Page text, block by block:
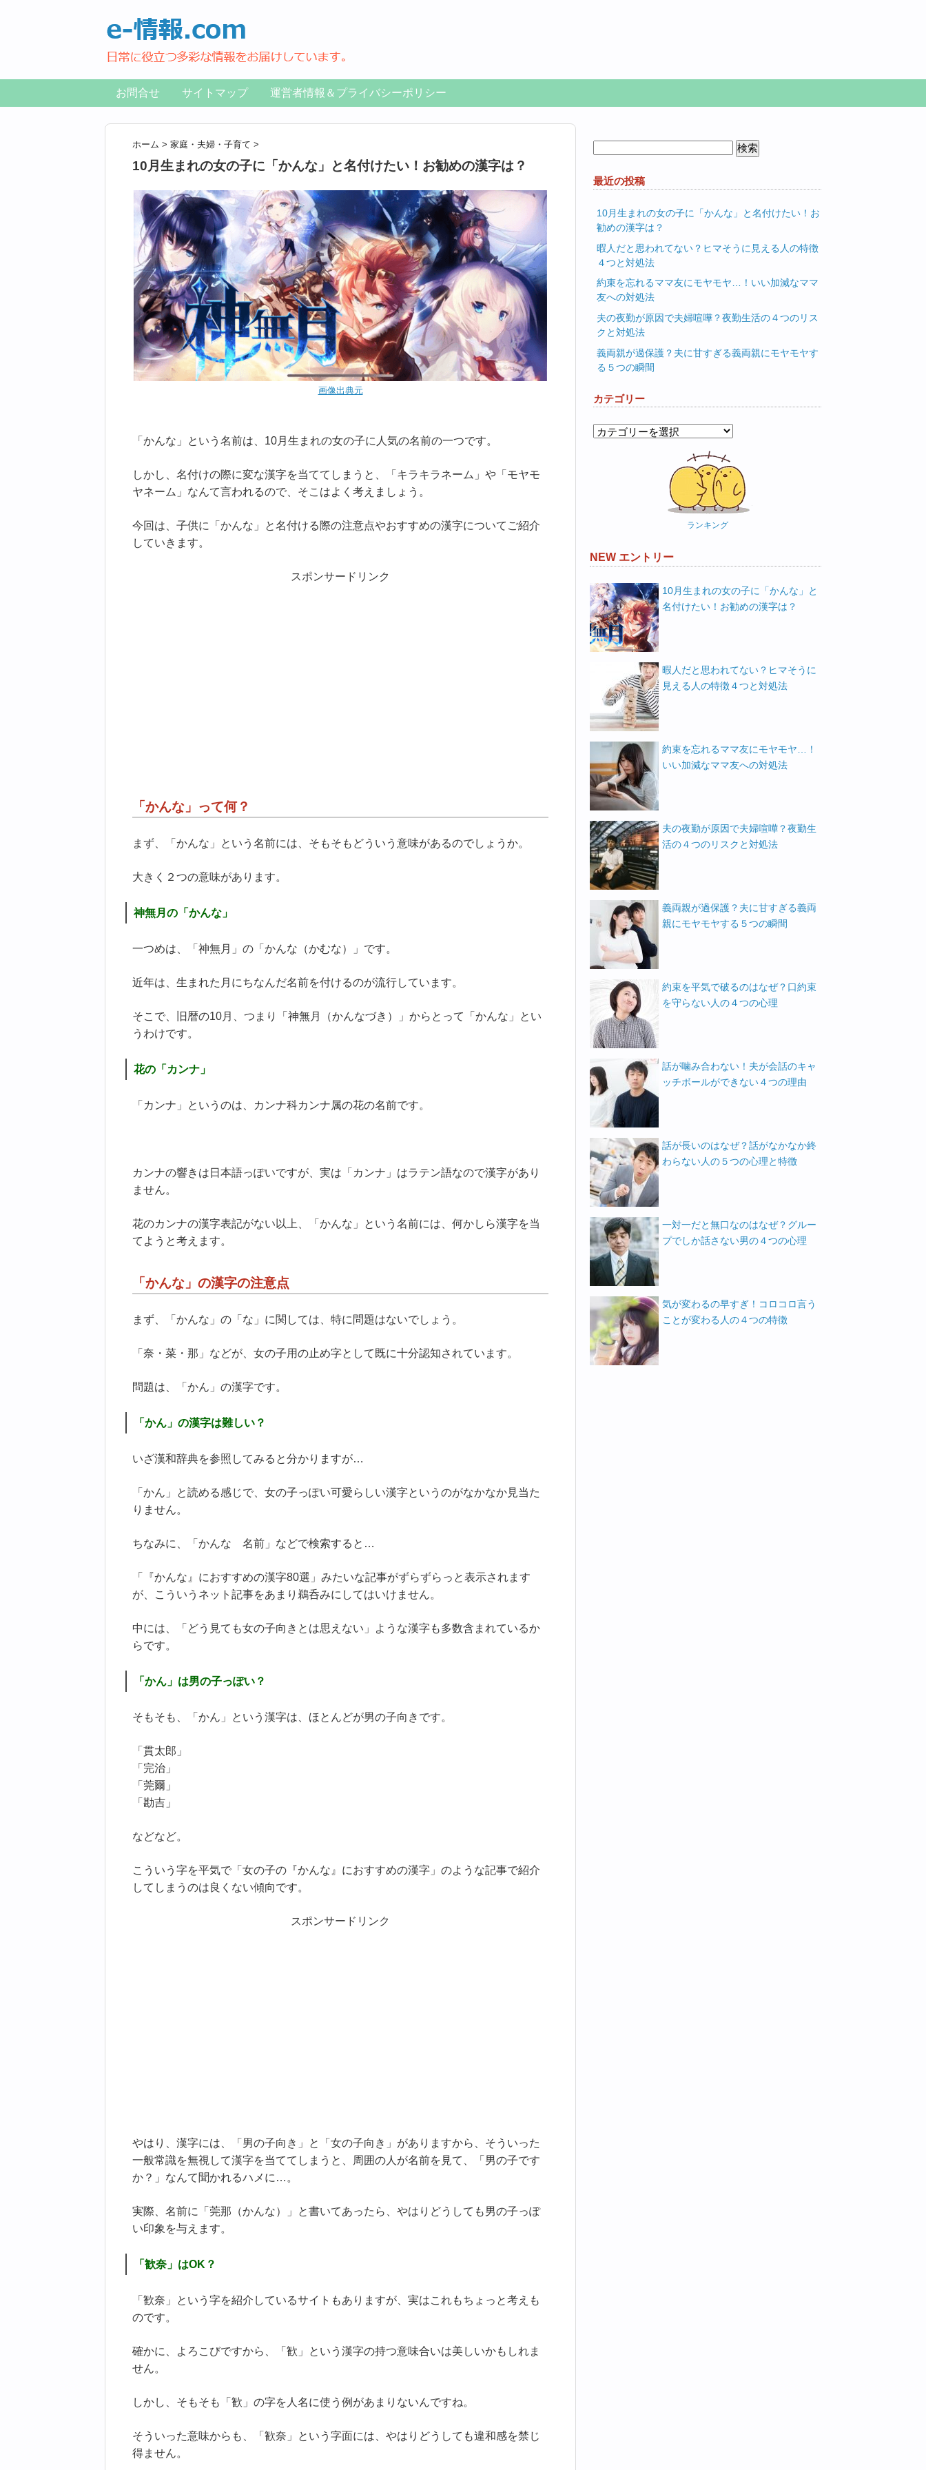
お問合せ サイトマップ 運営者情報＆プライバシーポリシー
ホーム > 家庭・夫婦・子育て >
10月生まれの女の子に「かんな」と名付けたい！お勧めの漢字は？
画像出典元
「かんな」という名前は、10月生まれの女の子に人気の名前の一つです。
しかし、名付けの際に変な漢字を当ててしまうと、「キラキラネーム」や「モヤモ
ヤネーム」なんて言われるので、そこはよく考えましょう。
今回は、子供に「かんな」と名付ける際の注意点やおすすめの漢字についてご紹介
していきます。
スポンサードリンク
「かんな」って何？
まず、「かんな」という名前には、そもそもどういう意味があるのでしょうか。
大きく２つの意味があります。
神無月の「かんな」
一つめは、「神無月」の「かんな（かむな）」です。
近年は、生まれた月にちなんだ名前を付けるのが流行しています。
そこで、旧暦の10月、つまり「神無月（かんなづき）」からとって「かんな」とい
うわけです。
花の「カンナ」
「カンナ」というのは、カンナ科カンナ属の花の名前です。
カンナの響きは日本語っぽいですが、実は「カンナ」はラテン語なので漢字があり
ません。
花のカンナの漢字表記がない以上、「かんな」という名前には、何かしら漢字を当
てようと考えます。
「かんな」の漢字の注意点
まず、「かんな」の「な」に関しては、特に問題はないでしょう。
「奈・菜・那」などが、女の子用の止め字として既に十分認知されています。
問題は、「かん」の漢字です。
「かん」の漢字は難しい？
いざ漢和辞典を参照してみると分かりますが…
「かん」と読める感じで、女の子っぽい可愛らしい漢字というのがなかなか見当た
りません。
ちなみに、「かんな 名前」などで検索すると…
「『かんな』におすすめの漢字80選」みたいな記事がずらずらっと表示されます
が、こういうネット記事をあまり鵜呑みにしてはいけません。
中には、「どう見ても女の子向きとは思えない」ような漢字も多数含まれているか
らです。
「かん」は男の子っぽい？
そもそも、「かん」という漢字は、ほとんどが男の子向きです。
「貫太郎」
「完治」
「莞爾」
「勘吉」
などなど。
こういう字を平気で「女の子の『かんな』におすすめの漢字」のような記事で紹介
してしまうのは良くない傾向です。
スポンサードリンク
やはり、漢字には、「男の子向き」と「女の子向き」がありますから、そういった
一般常識を無視して漢字を当ててしまうと、周囲の人が名前を見て、「男の子です
か？」なんて聞かれるハメに…。
実際、名前に「莞那（かんな）」と書いてあったら、やはりどうしても男の子っぽ
い印象を与えます。
「歓奈」はOK？
「歓奈」という字を紹介しているサイトもありますが、実はこれもちょっと考えも
のです。
確かに、よろこびですから、「歓」という漢字の持つ意味合いは美しいかもしれま
せん。
しかし、そもそも「歓」の字を人名に使う例があまりないんですね。
そういった意味からも、「歓奈」という字面には、やはりどうしても違和感を禁じ
得ません。
最近の投稿
10月生まれの女の子に「かんな」と名付けたい！お
勧めの漢字は？
暇人だと思われてない？ヒマそうに見える人の特徴
４つと対処法
約束を忘れるママ友にモヤモヤ…！いい加減なママ
友への対処法
夫の夜勤が原因で夫婦喧嘩？夜勤生活の４つのリス
クと対処法
義両親が過保護？夫に甘すぎる義両親にモヤモヤす
る５つの瞬間
カテゴリー
カ
ランキング
NEW エントリー
10月生まれの女の子に「かんな」と
名付けたい！お勧めの漢字は？
暇人だと思われてない？ヒマそうに
見える人の特徴４つと対処法
約束を忘れるママ友にモヤモヤ…！
いい加減なママ友への対処法
夫の夜勤が原因で夫婦喧嘩？夜勤生
活の４つのリスクと対処法
義両親が過保護？夫に甘すぎる義両
親にモヤモヤする５つの瞬間
約束を平気で破るのはなぜ？口約束
を守らない人の４つの心理
話が噛み合わない！夫が会話のキャ
ッチボールができない４つの理由
話が長いのはなぜ？話がなかなか終
わらない人の５つの心理と特徴
一対一だと無口なのはなぜ？グルー
プでしか話さない男の４つの心理
気が変わるの早すぎ！コロコロ言う
ことが変わる人の４つの特徴